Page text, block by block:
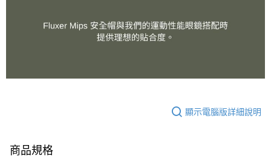
顯示電腦版詳細說明
商品規格